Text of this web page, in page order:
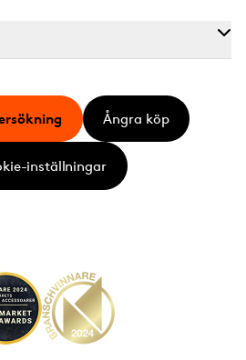
Express
Ångra köp
inställningar